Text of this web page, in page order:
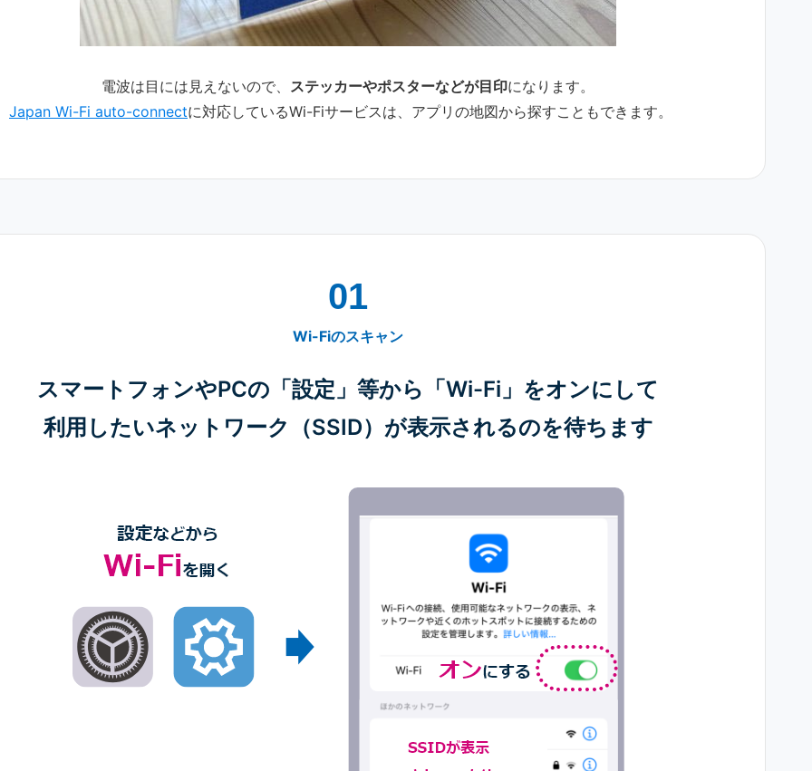
電波は目には見えないので、 ステッカーやポスターなどが目印になります。
Japan Wi-Fi auto-connectに対応しているWi-Fiサービスは、アプリの地図から探すこともできます。
01
Wi-Fiのスキャン
スマートフォンやPCの「設定」等から「Wi-Fi」をオンにして
利用したいネットワーク（SSID）が表示されるのを待ちます